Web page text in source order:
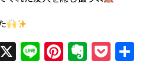
X LinePinterest
Evernote
Pocket